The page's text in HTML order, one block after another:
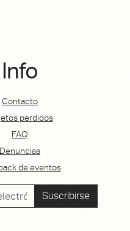
Info
Contacto
perdidos
FAQ
Denuncias
de eventos
Suscribirse